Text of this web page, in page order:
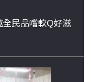
民品嚐軟Q好滋